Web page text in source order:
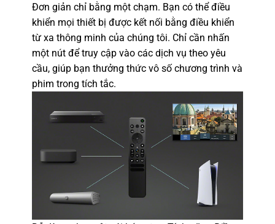
Đơn giản chỉ bằng một chạm. Bạn có thể điều
khiển mọi thiết bị được kết nối bằng điều khiển
từ xa thông minh của chúng tôi. Chỉ cần nhấn
một nút để truy cập vào các dịch vụ theo yêu
cầu, giúp bạn thưởng thức vô số chương trình và
phim trong tích tắc.